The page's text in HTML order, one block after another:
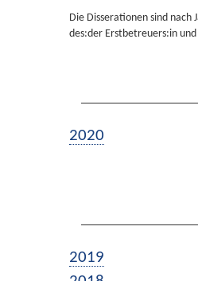
Die Disserationen sind
des:der Erstbetreuers:in
2020
2019